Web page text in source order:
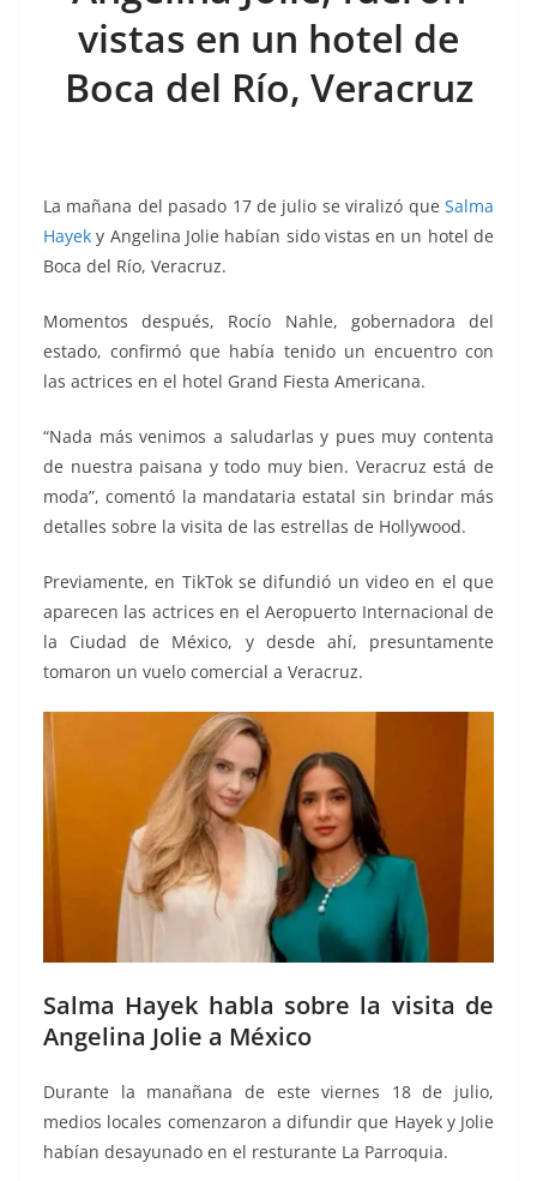
o
k
p er
vistas en un hotel de
Boca del Río, Veracruz
La mañana del pasado 17 de julio se viralizó que Salma
Hayek y Angelina Jolie habían sido vistas en un hotel de
Boca del Río, Veracruz.
Momentos después, Rocío Nahle, gobernadora del
estado, confirmó que había tenido un encuentro con
las actrices en el hotel Grand Fiesta Americana.
“Nada más venimos a saludarlas y pues muy contenta
de nuestra paisana y todo muy bien. Veracruz está de
moda”, comentó la mandataria estatal sin brindar más
detalles sobre la visita de las estrellas de Hollywood.
Previamente, en TikTok se difundió un video en el que
aparecen las actrices en el Aeropuerto Internacional de
la Ciudad de México, y desde ahí, presuntamente
tomaron un vuelo comercial a Veracruz.
Salma Hayek habla sobre la visita de
Angelina Jolie a México
Durante la manañana de este viernes 18 de julio,
medios locales comenzaron a difundir que Hayek y Jolie
habían desayunado en el resturante La Parroquia.